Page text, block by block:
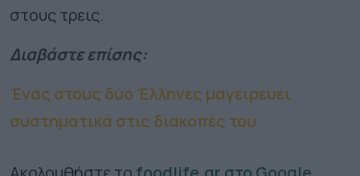
στους τρεις.
Διαβάστε επίσης:
Ένας στους δύο Έλληνες μαγειρεύει
συστηματικά στις διακοπές του